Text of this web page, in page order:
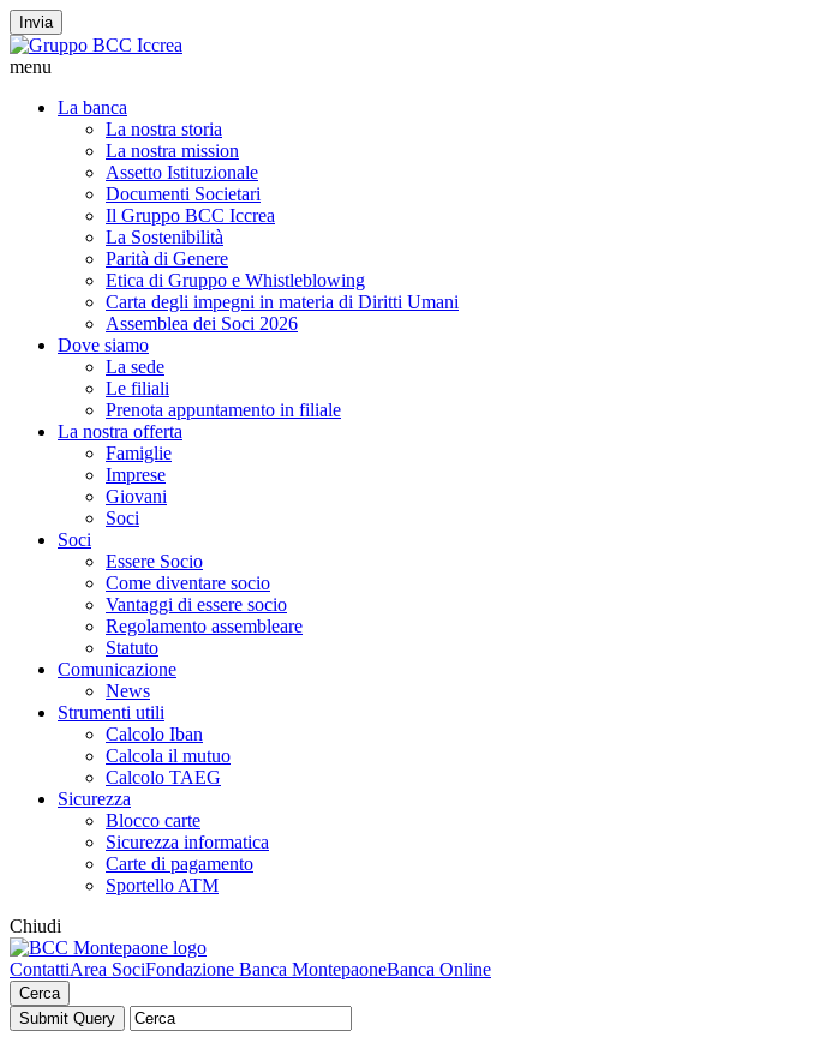
Invia
menu
La banca
La nostra storia
La nostra mission
Assetto Istituzionale
Documenti Societari
Il Gruppo BCC Iccrea
La Sostenibilità
Parità di Genere
Etica di Gruppo e Whistleblowing
Carta degli impegni in materia di Diritti Umani
Assemblea dei Soci 2026
Dove siamo
La sede
Le filiali
Prenota appuntamento in filiale
La nostra offerta
Famiglie
Imprese
Giovani
Soci
Soci
Essere Socio
Come diventare socio
Vantaggi di essere socio
Regolamento assembleare
Statuto
Comunicazione
News
Strumenti utili
Calcolo Iban
Calcola il mutuo
Calcolo TAEG
Sicurezza
Blocco carte
Sicurezza informatica
Carte di pagamento
Sportello ATM
Chiudi
ContattiArea SociFondazione Banca MontepaoneBanca Online
Cerca